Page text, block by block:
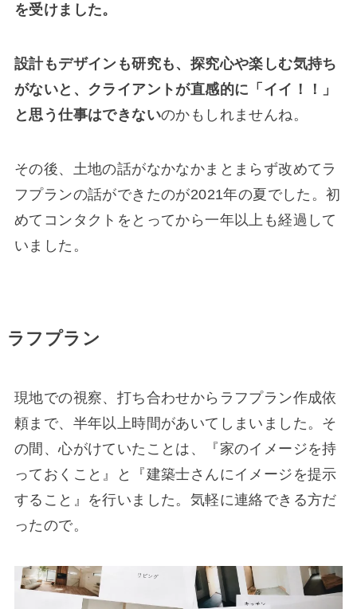
を受けました。
設計もデザインも研究も、探究心や楽しむ気持ち
がないと、クライアントが直感的に「イイ！！」
と思う仕事はできないのかもしれませんね。
その後、土地の話がなかなかまとまらず改めてラ
フプランの話ができたのが2021年の夏でした。初
めてコンタクトをとってから一年以上も経過して
いました。
ラフプラン
現地での視察、打ち合わせからラフプラン作成依
頼まで、半年以上時間があいてしまいました。そ
の間、心がけていたことは、『家のイメージを持
っておくこと』と『建築士さんにイメージを提示
すること』を行いました。気軽に連絡できる方だ
ったので。